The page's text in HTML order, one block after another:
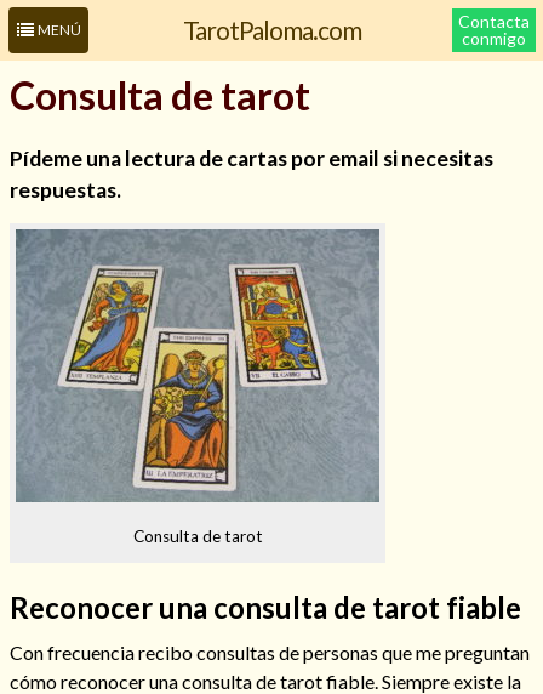
MENÚ TarotPaloma.com
Contacta
conmigo
Leer más sobre mí
Hechizos de amor
Consulta de tarot
Pídeme una lectura de cartas por email si necesitas
respuestas.
Consulta de tarot
Reconocer una consulta de tarot fiable
Con frecuencia recibo consultas de personas que me preguntan
cómo reconocer una consulta de tarot fiable. Siempre existe la